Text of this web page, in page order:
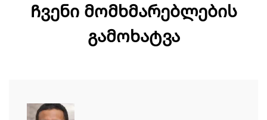
Ჩვენი მომხმარებლების
გამოხატვა